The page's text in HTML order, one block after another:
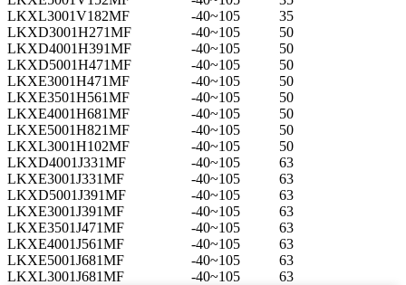
LKXL3001V182MF
-40~105
35
LKXD3001H271MF
-40~105
50
LKXD4001H391MF
-40~105
50
LKXD5001H471MF
-40~105
50
LKXE3001H471MF
-40~105
50
LKXE3501H561MF
-40~105
50
LKXE4001H681MF
-40~105
50
LKXE5001H821MF
-40~105
50
LKXL3001H102MF
-40~105
50
LKXD4001J331MF
-40~105
63
LKXE3001J331MF
-40~105
63
LKXD5001J391MF
-40~105
63
LKXE3001J391MF
-40~105
63
LKXE3501J471MF
-40~105
63
LKXE4001J561MF
-40~105
63
LKXE5001J681MF
-40~105
63
LKXL3001J681MF
-40~105 63